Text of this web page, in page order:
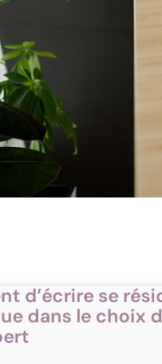
d’écrire se
dans le choix